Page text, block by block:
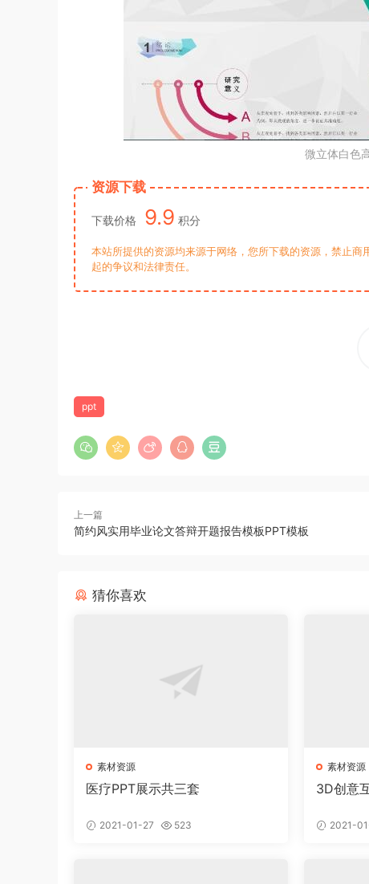
微立体白色
资源下载
下载价格 9.9 积分
本站所提供的资源均来源于网络，您所下载的资源，禁止
起的争议和法律责任。
ppt
上一篇
简约风实用毕业论文答辩开题报告模板PPT模板
猜你喜欢
素材资源
医疗PPT展示共三套
2021-01-27 523
素材资源
3D创意
2021-